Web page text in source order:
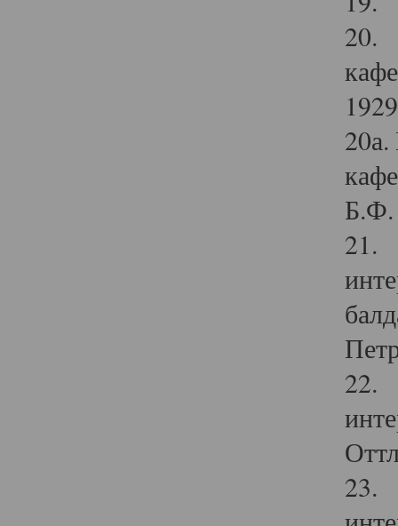
20.
Б.Ф.
21.
22.
23.